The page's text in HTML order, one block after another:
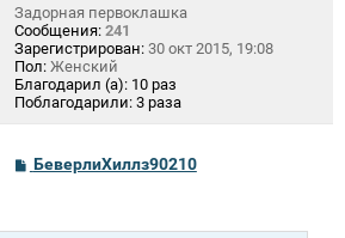
Задорная первоклашка
Сообщения: 241
Зарегистрирован: 30 окт 2015, 19:08
Пол: Женский
Благодарил (а): 10 раз
Поблагодарили: 3 раза
С
о
щ
БеверлиХиллз90210